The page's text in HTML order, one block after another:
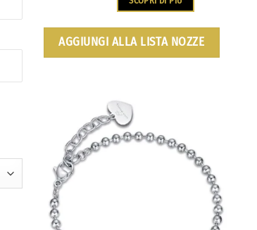
AGGIUNGI ALLA LISTA NOZZE